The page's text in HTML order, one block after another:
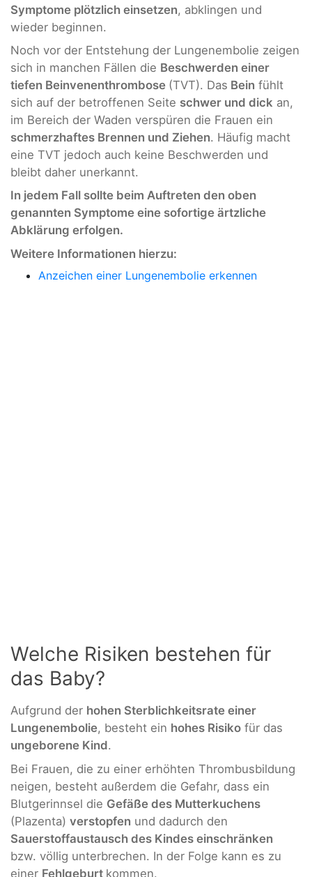
Symptome plötzlich einsetzen, abklingen und
wieder beginnen.
Noch vor der Entstehung der Lungenembolie zeigen
sich in manchen Fällen die Beschwerden einer
tiefen Beinvenenthrombose (TVT). Das Bein fühlt
sich auf der betroffenen Seite schwer und dick an,
im Bereich der Waden verspüren die Frauen ein
schmerzhaftes Brennen und Ziehen. Häufig macht
eine TVT jedoch auch keine Beschwerden und
bleibt daher unerkannt.
In jedem Fall sollte beim Auftreten den oben
genannten Symptome eine sofortige ärtzliche
Abklärung erfolgen.
Weitere Informationen hierzu:
Anzeichen einer Lungenembolie erkennen
Welche Risiken bestehen für
das Baby?
Aufgrund der hohen Sterblichkeitsrate einer
Lungenembolie, besteht ein hohes Risiko für das
ungeborene Kind.
Bei Frauen, die zu einer erhöhten Thrombusbildung
neigen, besteht außerdem die Gefahr, dass ein
Blutgerinnsel die Gefäße des Mutterkuchens
(Plazenta) verstopfen und dadurch den
Sauerstoffaustausch des Kindes einschränken
bzw. völlig unterbrechen. In der Folge kann es zu
einer Fehlgeburt kommen.